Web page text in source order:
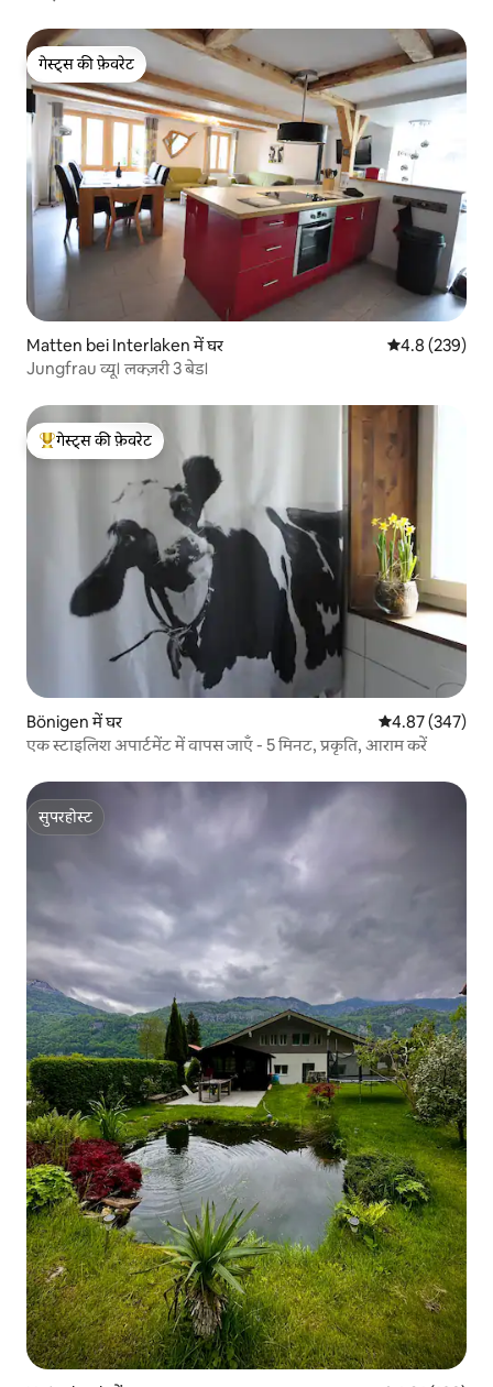
गेस्ट्स की फ़ेवरेट
गेस्ट्स की फ़ेवरेट
Matten bei Interlaken में घर औसत रेटिंग 5 में
4.8 (239)
Jungfrau व्यू। लक्ज़री 3 बेड।
गेस्ट्स का टॉप फ़ेवरेट
गेस्ट्स की फ़ेवरेट
Bönigen में घर औसत रेटिंग 5 में से
4.87 (347)
एक स्टाइलिश अपार्टमेंट में वापस जाएँ - 5 मिनट, प्रकृति, आराम करें
सुपरहोस्ट
सुपरहोस्ट